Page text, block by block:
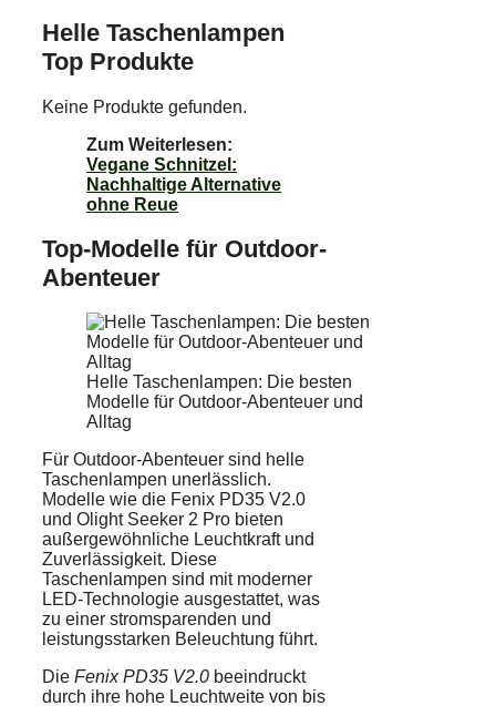
Helle Taschenlampen
Top Produkte
Keine Produkte gefunden.
Zum Weiterlesen:
Vegane Schnitzel:
Nachhaltige Alternative
ohne Reue
Top-Modelle für Outdoor-
Abenteuer
Helle Taschenlampen: Die besten
Modelle für Outdoor-Abenteuer und
Alltag
Für Outdoor-Abenteuer sind helle
Taschenlampen unerlässlich.
Modelle wie die Fenix PD35 V2.0
und Olight Seeker 2 Pro bieten
außergewöhnliche Leuchtkraft und
Zuverlässigkeit. Diese
Taschenlampen sind mit moderner
LED-Technologie ausgestattet, was
zu einer stromsparenden und
leistungsstarken Beleuchtung führt.
Die Fenix PD35 V2.0 beeindruckt
durch ihre hohe Leuchtweite von bis